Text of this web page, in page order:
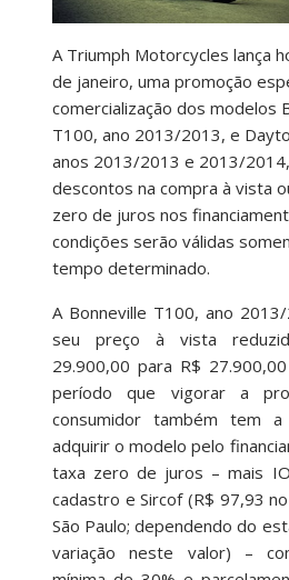
A Triumph Motorcycles lança
de janeiro, uma promoção
comercialização dos modelos
T100, ano 2013/2013, e
anos 2013/2013 e 2013/
descontos na compra à vista
zero de juros nos
condições serão válidas
tempo determinado.
A Bonneville T100, ano
seu preço à vista
29.900,00 para R$
período que vigorar a
consumidor também tem
adquirir o modelo pelo
taxa zero de juros – mais
cadastro e Sircof (R$ 97,93
São Paulo; dependendo do
variação neste valor) –